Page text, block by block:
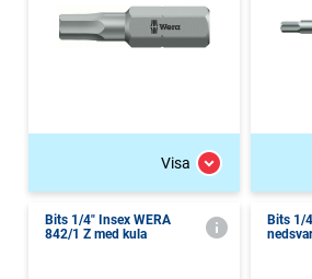
Visa
Bits 1/4" Insex WERA
842/1 Z med kula
Bits 1/